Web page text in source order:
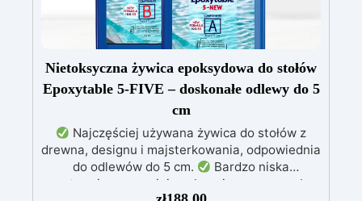
Nietoksyczna żywica epoksydowa do stołów
Epoxytable 5-FIVE – doskonałe odlewy do 5
cm
Najczęściej używana żywica do stołów z
drewna, designu i majsterkowania, odpowiednia
do odlewów do 5 cm.
Bardzo niska
egzotermia zapewniająca bezpieczną pracę bez